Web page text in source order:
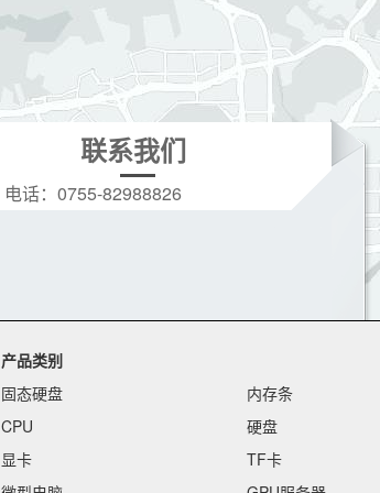
联系我们
电话： 0755-82988826
产品类别
固态硬盘
内存条
CPU
硬盘
显卡
TF卡